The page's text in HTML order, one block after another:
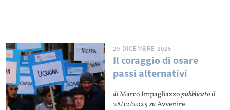
29 DICEMBRE 2025
Il coraggio di osare
passi alternativi
diMarco Impagliazzopubblicato il
28/12/2025suAvvenire